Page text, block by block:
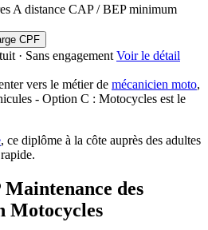
A distance CAP / BEP minimum
CPF
· Sans engagement Voir le détail
vers le métier de mécanicien moto,
- Option C : Motocycles est le
, ce diplôme à la côte auprès des adultes
des
Motocycles